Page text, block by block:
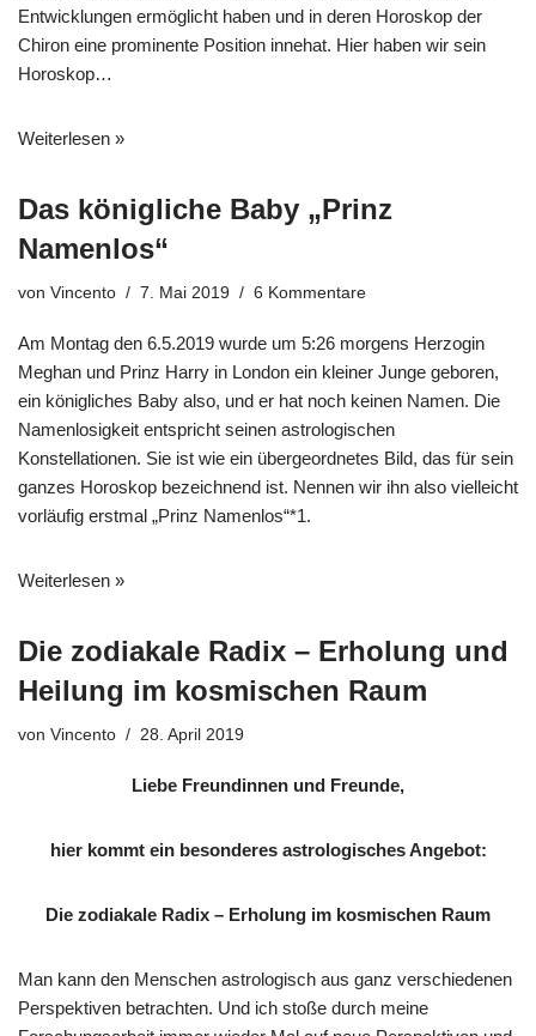
Entwicklungen ermöglicht haben und in deren Horoskop der
Chiron eine prominente Position innehat. Hier haben wir sein
Horoskop…
Weiterlesen »
Das königliche Baby „Prinz
Namenlos“
von Vincento 7. Mai 2019 6 Kommentare
Am Montag den 6.5.2019 wurde um 5:26 morgens Herzogin
Meghan und Prinz Harry in London ein kleiner Junge geboren,
ein königliches Baby also, und er hat noch keinen Namen. Die
Namenlosigkeit entspricht seinen astrologischen
Konstellationen. Sie ist wie ein übergeordnetes Bild, das für sein
ganzes Horoskop bezeichnend ist. Nennen wir ihn also vielleicht
vorläufig erstmal „Prinz Namenlos“*1.
Weiterlesen »
Die zodiakale Radix – Erholung und
Heilung im kosmischen Raum
von Vincento 28. April 2019
Liebe Freundinnen und Freunde,
hier kommt ein besonderes astrologisches Angebot:
Die zodiakale Radix – Erholung im kosmischen Raum
Man kann den Menschen astrologisch aus ganz verschiedenen
Perspektiven betrachten. Und ich stoße durch meine